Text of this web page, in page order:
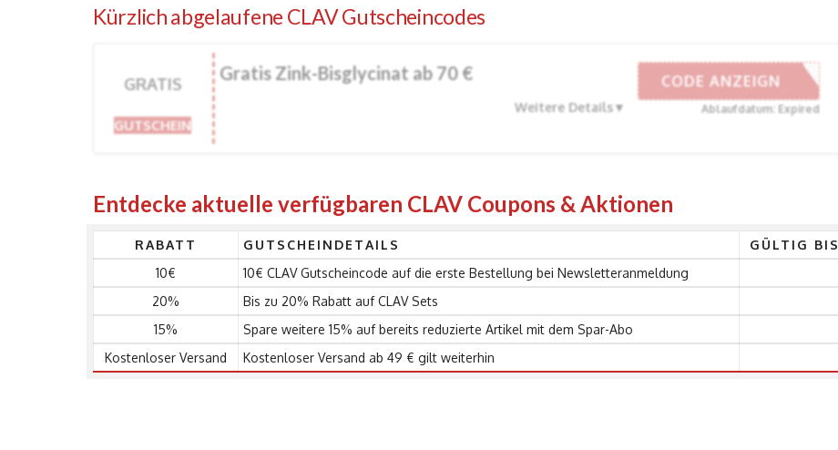
Kürzlich abgelaufene CLAV Gutscheincodes
GRATIS
GUTSCHEIN
Gratis Zink-Bisglycinat ab 70 €
Weitere Details
VSEASONS
CODE ANZEIGN
Ablaufdatum: Expired
Entdecke aktuelle verfügbaren CLAV Coupons & Aktionen
RABATT GUTSCHEINDETAILS
GÜLTIG BIS
10€
10€ CLAV Gutscheincode auf die erste Bestellung bei Newsletteranmeldung
20%
Bis zu 20% Rabatt auf CLAV Sets
15%
Spare weitere 15% auf bereits reduzierte Artikel mit dem Spar-Abo
Kostenloser Versand
Kostenloser Versand ab 49 € gilt weiterhin